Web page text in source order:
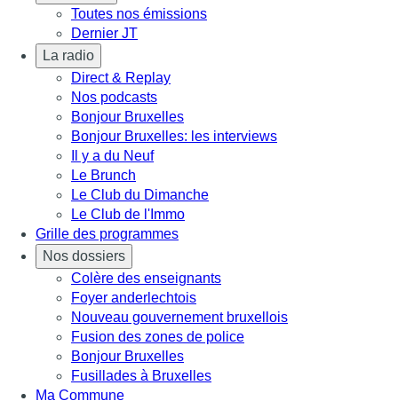
Toutes nos émissions
Dernier JT
La radio
Direct & Replay
Nos podcasts
Bonjour Bruxelles
Bonjour Bruxelles: les interviews
Il y a du Neuf
Le Brunch
Le Club du Dimanche
Le Club de l'Immo
Grille des programmes
Nos dossiers
Colère des enseignants
Foyer anderlechtois
Nouveau gouvernement bruxellois
Fusion des zones de police
Bonjour Bruxelles
Fusillades à Bruxelles
Ma Commune